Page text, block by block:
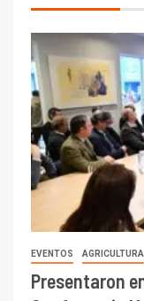
EVENTOS AGRICULTURA
Presentaron